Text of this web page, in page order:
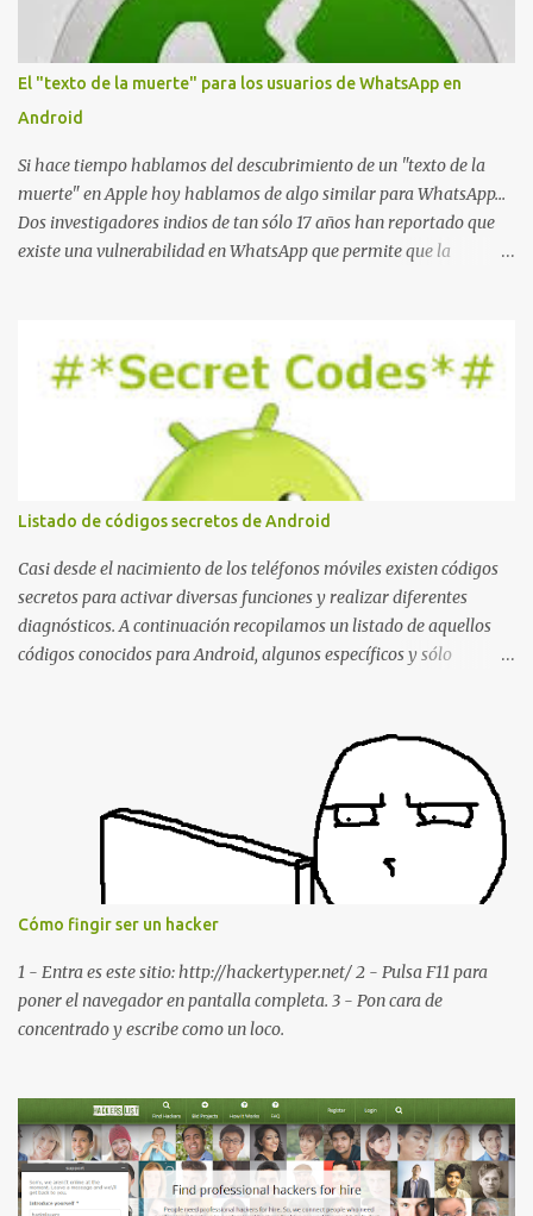
El "texto de la muerte" para los usuarios de WhatsApp en
Android
Si hace tiempo hablamos del descubrimiento de un "texto de la
muerte" en Apple hoy hablamos de algo similar para WhatsApp...
Dos investigadores indios de tan sólo 17 años han reportado que
existe una vulnerabilidad en WhatsApp que permite que la
La vulnerabilidad ha sido probada y funciona correctamente en la
mayoría de las versiones de Android y de WhatsApp incluyendo la
2.11.431 y 2.11.432. Sin embargo todavía no se ha probado en iOS y
Windows no parece ser vulnerable. Esto podría provocar que se
extienda como una pesada broma la moda de bloquear WhatsApp
a otras personas, cuyo modo de recuperar el uso de la misma sería
borrando la conversación y el historial de chat con quien
estábamos conversando. Imaginad que ocurre si este mensaje se
envía a un grupo... Fuente: Crash Your Friends' WhatsApp
Remotely with Just a Message
Listado de códigos secretos de Android
Casi desde el nacimiento de los teléfonos móviles existen códigos
secretos para activar diversas funciones y realizar diferentes
diagnósticos. A continuación recopilamos un listado de aquellos
códigos conocidos para Android, algunos específicos y sólo
IMEI del dispositivo *#*#1111#*#* : Información sobre la versión
de software FTA *#*#2222#*#* : Información sobre la v ersión
del hardware FTA *#*#1234#*#* : Información sobre la versión
de software PDA y de firmware *#*#232337#*#* : Muestra la
dirección Bluetooth del smartphone *#*#232338#*#* : Muestra
la dirección MAC del la tarjeta WiFi del dispositivo *#*#2663#*#*
: Visualiza la versión de la pantalla táctil del smartphone
*#*#3264#*#* : Muestra que versión de memoria RAM está
disponible en el smartphone o la tablet *#*#34971539#*#* :
Visualiza la información detallada d...
Cómo fingir ser un hacker
1 - Entra es este sitio: http://hackertyper.net/ 2 - Pulsa F11 para
poner el navegador en pantalla completa. 3 - Pon cara de
concentrado y escribe como un loco.